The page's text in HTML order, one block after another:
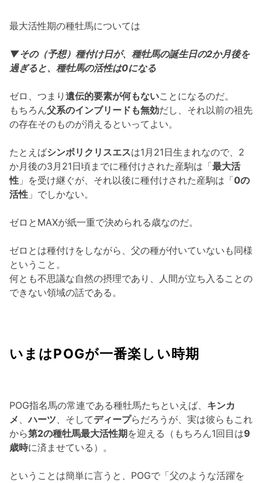
最大活性期の種牡馬については
▼その（予想）種付け日が、種牡馬の誕生日の2か月後を
過ぎると、種牡馬の活性は0になる
ゼロ、つまり 遺伝的要素が何もないことになるのだ。
もちろん父系のインブリードも無効だし、それ以前の祖先
の存在そのものが消えるといってよい。
たとえばシンボリクリスエスは1月21日生まれなので、2
か月後の3月21日頃までに種付けされた産駒は「最大活
性 」を受け継ぐが、それ以後に種付けされた産駒は「0の
活性 」でしかない。
ゼロとMAXが紙一重で決められる歳なのだ。
ゼロとは種付けをしながら、父の種が付いていないも同様
ということ。
何とも不思議な自然の摂理であり、人間が立ち入ることの
できない領域の話である。
いまはPOGが一番楽しい時期
POG指名馬の常連である種牡馬たちといえば、 キンカ
メ 、ハーツ、そしてディープらだろうが、実は彼らもこれ
から第2の種牡馬最大活性期を迎える（もちろん1回目は9
歳時に済ませている）。
ということは簡単に言うと、POGで「父のような活躍を